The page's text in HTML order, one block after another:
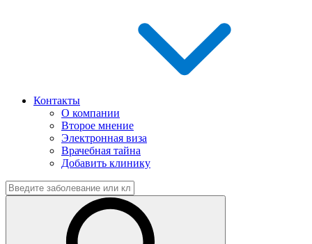
Контакты
О компании
Второе мнение
Электронная виза
Врачебная тайна
Добавить клинику